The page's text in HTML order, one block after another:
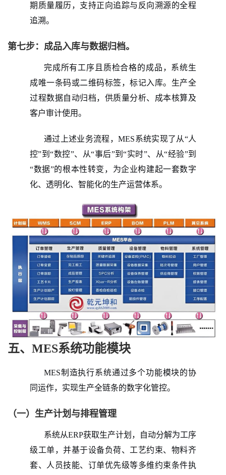
期质量履历，支持正向追踪与反向溯源的全程
追溯。
第七步：成品入库与数据归档。
完成所有工序且质检合格的成品，系统生
成唯一条码或二维码标签，标记入库。生产全
过程数据自动归档，供质量分析、成本核算及
客户审计使用。
通过上述业务流程，MES系统实现了从“人
控”到“数控”、从“事后”到“实时”、从“经验”到
“数据”的根本性转变，为企业构建起一套数字
化、透明化、智能化的生产运营体系。
五、MES系统功能模块
MES制造执行系统通过多个功能模块的协
同运作，实现生产全链条的数字化管控。
（一）生产计划与排程管理
系统从ERP获取生产计划，自动分解为工序
级工单，并基于设备负荷、工艺约束、物料齐
套、人员技能、订单优先级等多维约束条件执